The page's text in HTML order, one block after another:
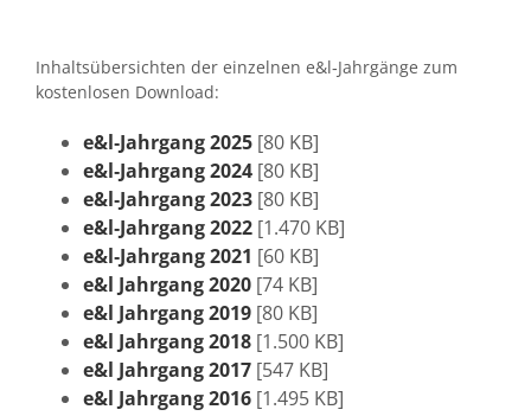
Inhalt­süber­sicht­en der einzel­nen e&l‑Jahrgänge zum
kosten­losen Download:
e&l‑Jahrgang 2025 [80 KB]
e&l‑Jahrgang 2024 [80 KB]
e&l‑Jahrgang 2023 [80 KB]
e&l‑Jahrgang 2022 [1.470 KB]
e&l‑Jahrgang 2021 [60 KB]
e&l Jahrgang 2020 [74 KB]
e&l Jahrgang 2019 [80 KB]
e&l Jahrgang 2018 [1.500 KB]
e&l Jahrgang 2017 [547 KB]
e&l Jahrgang 2016 [1.495 KB]